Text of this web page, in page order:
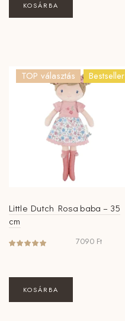
KOSÁRBA
TOP választás Bestseller
Little Dutch Rosa baba – 35
cm
7090 Ft
KOSÁRBA